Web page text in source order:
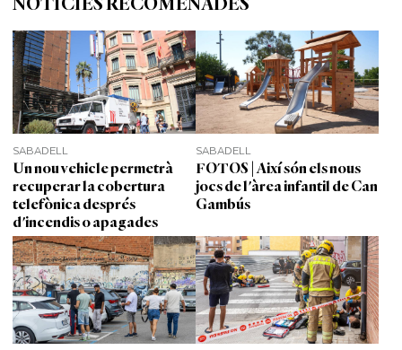
NOTÍCIES RECOMENADES
SABADELL
Un nou vehicle permetrà
recuperar la cobertura
telefònica després
d'incendis o apagades
SABADELL
FOTOS | Així són els nous
jocs de l'àrea infantil de Can
Gambús